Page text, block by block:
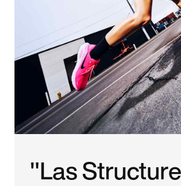
"Las